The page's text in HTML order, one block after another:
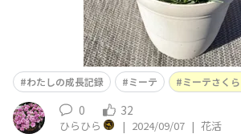
わたしの成長記録 ミーテ ミーテさく
0 32
ひらひら | 2024/09/07 | 花活